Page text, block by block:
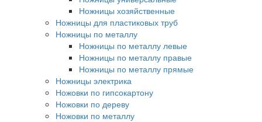
Ножницы хозяйственные
Ножницы для пластиковых труб
Ножницы по металлу
Ножницы по металлу левые
Ножницы по металлу правые
Ножницы по металлу прямые
Ножницы электрика
Ножовки по гипсокартону
Ножовки по дереву
Ножовки по металлу